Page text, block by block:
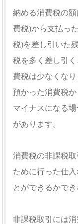
納める消費税の
費税)から支払っ
税)を差し引いた
税を多く差し引
費税は少なくなり
預かった消費税
マイナスになる
があります。
消費税の非課税
ために行った仕
とができるかで
非課税取引には消